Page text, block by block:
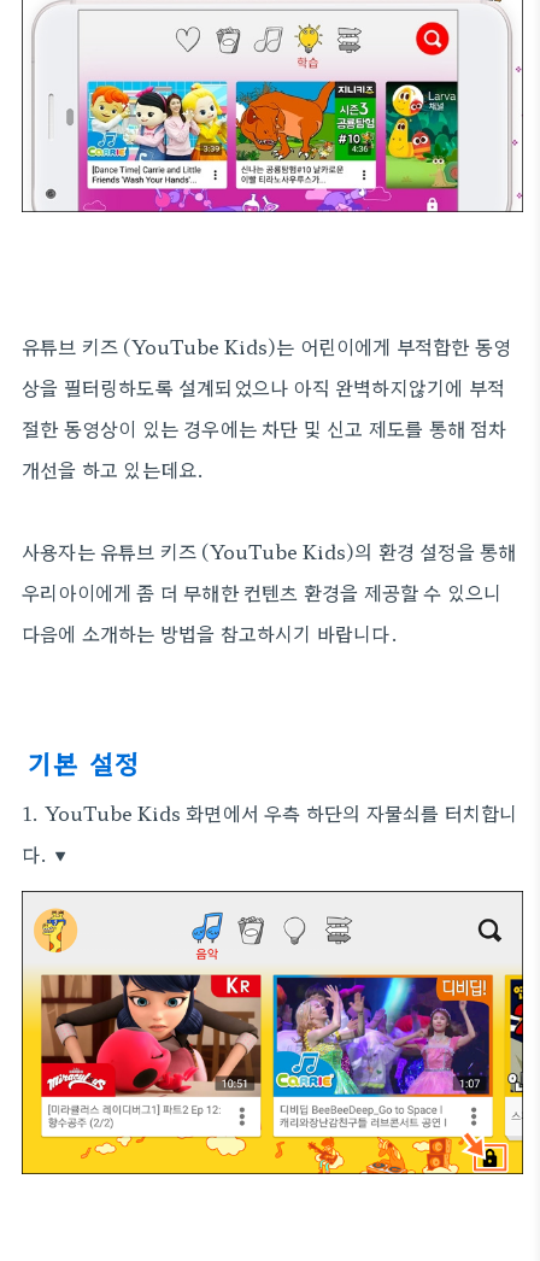
유튜브 키즈 (YouTube Kids)는 어린이에게 부적합한 동영
상을 필터링하도록 설계되었으나 아직 완벽하지않기에 부적
절한 동영상이 있는 경우에는 차단 및 신고 제도를 통해 점차
개선을 하고 있는데요.
사용자는 유튜브 키즈 (YouTube Kids)의 환경 설정을 통해
우리아이에게 좀 더 무해한 컨텐츠 환경을 제공할 수 있으니
다음에 소개하는 방법을 참고하시기 바랍니다.
기본 설정
1. YouTube Kids 화면에서 우측 하단의 자물쇠를 터치합니
다. ▼